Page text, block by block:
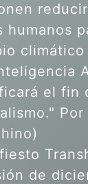
humanos
climático
el fin
Por
de